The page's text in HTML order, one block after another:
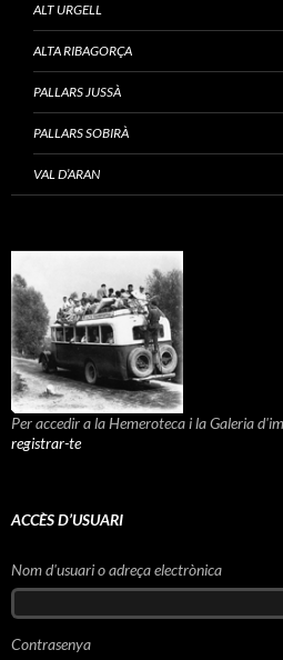
ALT URGELL
ALTA RIBAGORÇA
PALLARS JUSSÀ
PALLARS SOBIRÀ
VAL D’ARAN
Per accedir a la Hemeroteca i la Galeria
registrar-te
ACCÈS D’USUARI
Nom d'usuari o adreça electrònica
Contrasenya